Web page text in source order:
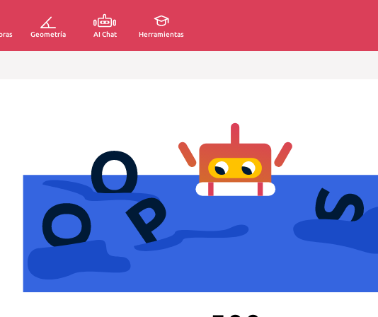
Geometría AI Chat Herramientas